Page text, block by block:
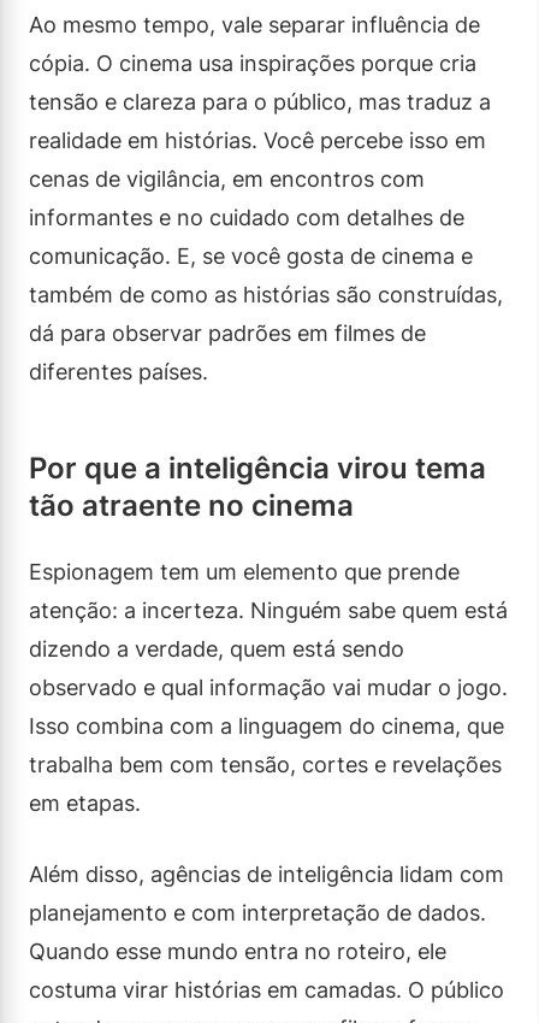
Ao mesmo tempo, vale separar influência de
cópia. O cinema usa inspirações porque cria
tensão e clareza para o público, mas traduz a
realidade em histórias. Você percebe isso em
cenas de vigilância, em encontros com
informantes e no cuidado com detalhes de
comunicação. E, se você gosta de cinema e
também de como as histórias são construídas,
dá para observar padrões em filmes de
diferentes países.
Por que a inteligência virou tema
tão atraente no cinema
Espionagem tem um elemento que prende
atenção: a incerteza. Ninguém sabe quem está
dizendo a verdade, quem está sendo
observado e qual informação vai mudar o jogo.
Isso combina com a linguagem do cinema, que
trabalha bem com tensão, cortes e revelações
em etapas.
Além disso, agências de inteligência lidam com
planejamento e com interpretação de dados.
Quando esse mundo entra no roteiro, ele
costuma virar histórias em camadas. O público